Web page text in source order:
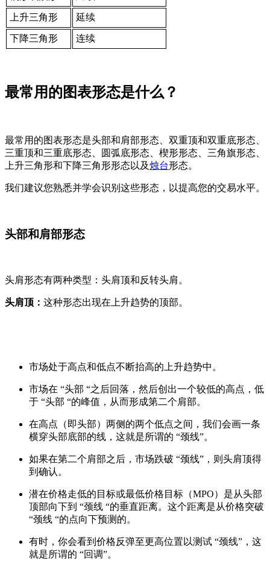
上升三角形 延续
下降三角形 连续
最常用的图表形态是什么？
最常用的图表形态是头部和肩部形态、双重顶和双重底形态、
三重顶和三重底形态、圆弧底形态、楔形形态、三角旗形态、
上升三角形和下降三角形形态以及烛台形态。
我们建议您熟悉并学会识别这些形态，以提高您的交易水平。
头部和肩部形态
头肩形态有两种类型：头肩顶和反转头肩。
头肩顶： 这种形态出现在上升趋势的顶部。
市场处于高点和低点不断抬高的上升趋势中。
市场在 “头部 “之后回落，然后创出一个较低的高点，低
于 “头部 “的峰值，从而形成第二个肩部。
在高点（即头部）两侧的两个低点之间，我们会画一条
横穿头部底部的线，这就是所谓的 “颈线”。
如果在第二个肩部之后，市场跌破 “颈线”，则头肩顶得
到确认。
潜在价格走低的目标或最低价格目标（MPO）是从头部
顶部向下到 “颈线 “的垂直距离。这个距离是从价格突破
“颈线 “的点向下预测的。
有时，你会看到价格反弹至更高位置以测试 “颈线”，这
就是所谓的 “回调”。